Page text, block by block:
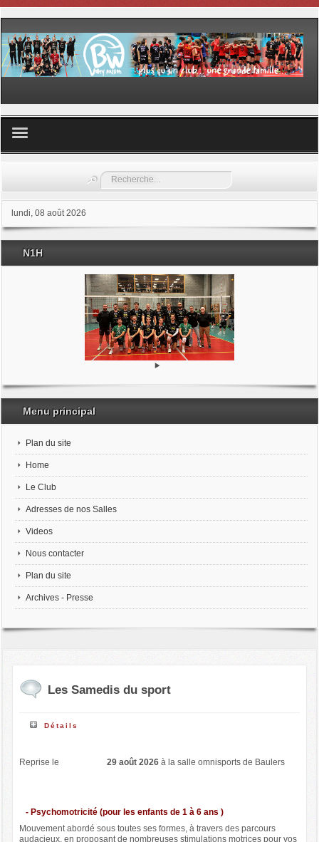
Les samedis du sport
Les stages
Documents
Rechercher
lundi, 08 août 2026
N1H
Menu principal
Plan du site
Home
Le Club
Adresses de nos Salles
Videos
Nous contacter
Plan du site
Archives - Presse
Les Samedis du sport
Détails
Reprise le 29 août 2026à la salle omnisports de Baulers
- Psychomotricité (pour les enfants de 1 à 6 ans )
Mouvement abordé sous toutes ses formes, à travers des parcours
audacieux, en proposant de nombreuses stimulations motrices pour vos